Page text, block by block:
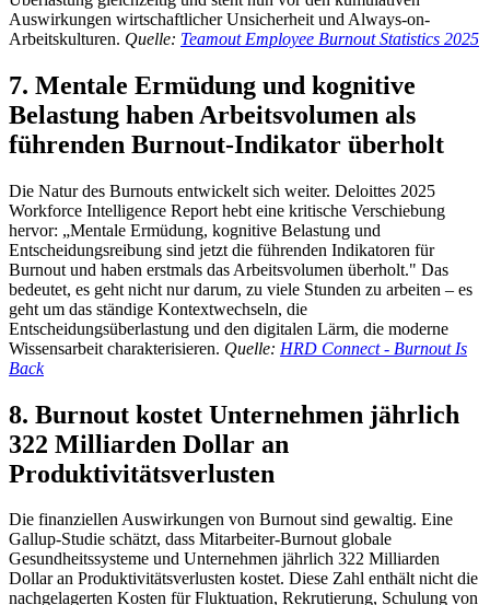
Auswirkungen wirtschaftlicher Unsicherheit und Always-on-
Arbeitskulturen. Quelle: Teamout Employee Burnout Statistics 2025
7. Mentale Ermüdung und kognitive
Belastung haben Arbeitsvolumen als
führenden Burnout-Indikator überholt
Die Natur des Burnouts entwickelt sich weiter. Deloittes 2025
Workforce Intelligence Report hebt eine kritische Verschiebung
hervor: „Mentale Ermüdung, kognitive Belastung und
Entscheidungsreibung sind jetzt die führenden Indikatoren für
Burnout und haben erstmals das Arbeitsvolumen überholt." Das
bedeutet, es geht nicht nur darum, zu viele Stunden zu arbeiten – es
geht um das ständige Kontextwechseln, die
Entscheidungsüberlastung und den digitalen Lärm, die moderne
Wissensarbeit charakterisieren. Quelle: HRD Connect - Burnout Is
Back
8. Burnout kostet Unternehmen jährlich
322 Milliarden Dollar an
Produktivitätsverlusten
Die finanziellen Auswirkungen von Burnout sind gewaltig. Eine
Gallup-Studie schätzt, dass Mitarbeiter-Burnout globale
Gesundheitssysteme und Unternehmen jährlich 322 Milliarden
Dollar an Produktivitätsverlusten kostet. Diese Zahl enthält nicht die
nachgelagerten Kosten für Fluktuation, Rekrutierung, Schulung von